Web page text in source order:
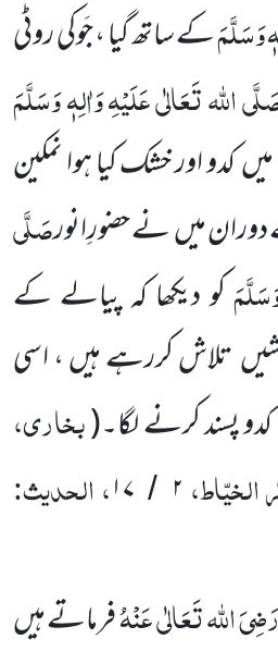
وَسَلَّمَکے ساتھ گیا ، جَوکی روٹی
اللہ تَعَالٰی عَلَیْہِوَاٰلِہٖ وَسَلَّمَ
کدو اور خشک کیا ہوا نمکین
میںنے حضورِانورصَلَّی
کو دیکھا کہ پیالے کے
تلاش کررہے ہیں ، اسی
پسند کرنے لگا۔(بخاری،
۲ / ۱۷، الحدیث:
رَضِیَ اللہ تَعَالٰی عَنْہُفرماتے ہیں